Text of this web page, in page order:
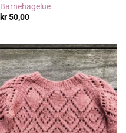
Barnehagelue
kr50,00